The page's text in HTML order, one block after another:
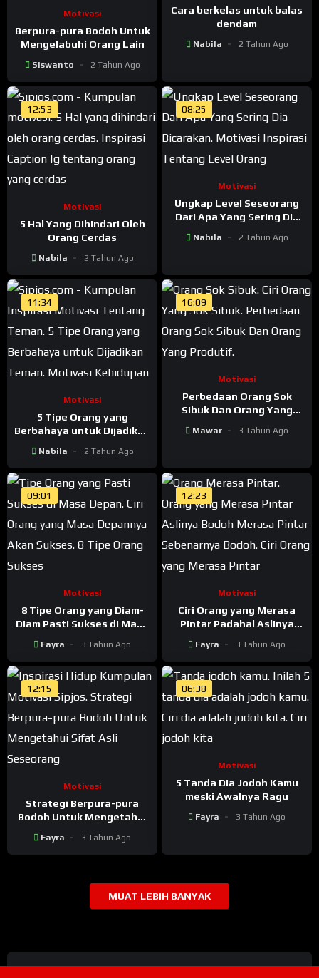
Motivasi
Berpura-pura Bodoh Untuk
Mengelabuhi Orang Lain
Siswanto 2 Tahun Ago
Cara berkelas untuk balas
dendam
Nabila 2 Tahun Ago
12:53
Motivasi
5 Hal Yang Dihindari Oleh
Orang Cerdas
Nabila 2 Tahun Ago
08:25
Motivasi
Ungkap Level Seseorang
Dari Apa Yang Sering Dia
Nabila 2 Tahun Ago
11:34
Motivasi
5 Tipe Orang yang
Berbahaya untuk Dijadikan
Nabila 2 Tahun Ago
16:09
Motivasi
Perbedaan Orang Sok
Sibuk Dan Orang Yang
Mawar 3 Tahun Ago
09:01
Motivasi
8 Tipe Orang yang Diam-
Diam Pasti Sukses di Masa
Fayra 3 Tahun Ago
12:23
Motivasi
Ciri Orang yang Merasa
Pintar Padahal Aslinya
Fayra 3 Tahun Ago
12:15
Motivasi
Strategi Berpura-pura
Bodoh Untuk Mengetahui
Fayra 3 Tahun Ago
06:38
Motivasi
5 Tanda Dia Jodoh Kamu
meski Awalnya Ragu
Fayra 3 Tahun Ago
MUAT LEBIH BANYAK